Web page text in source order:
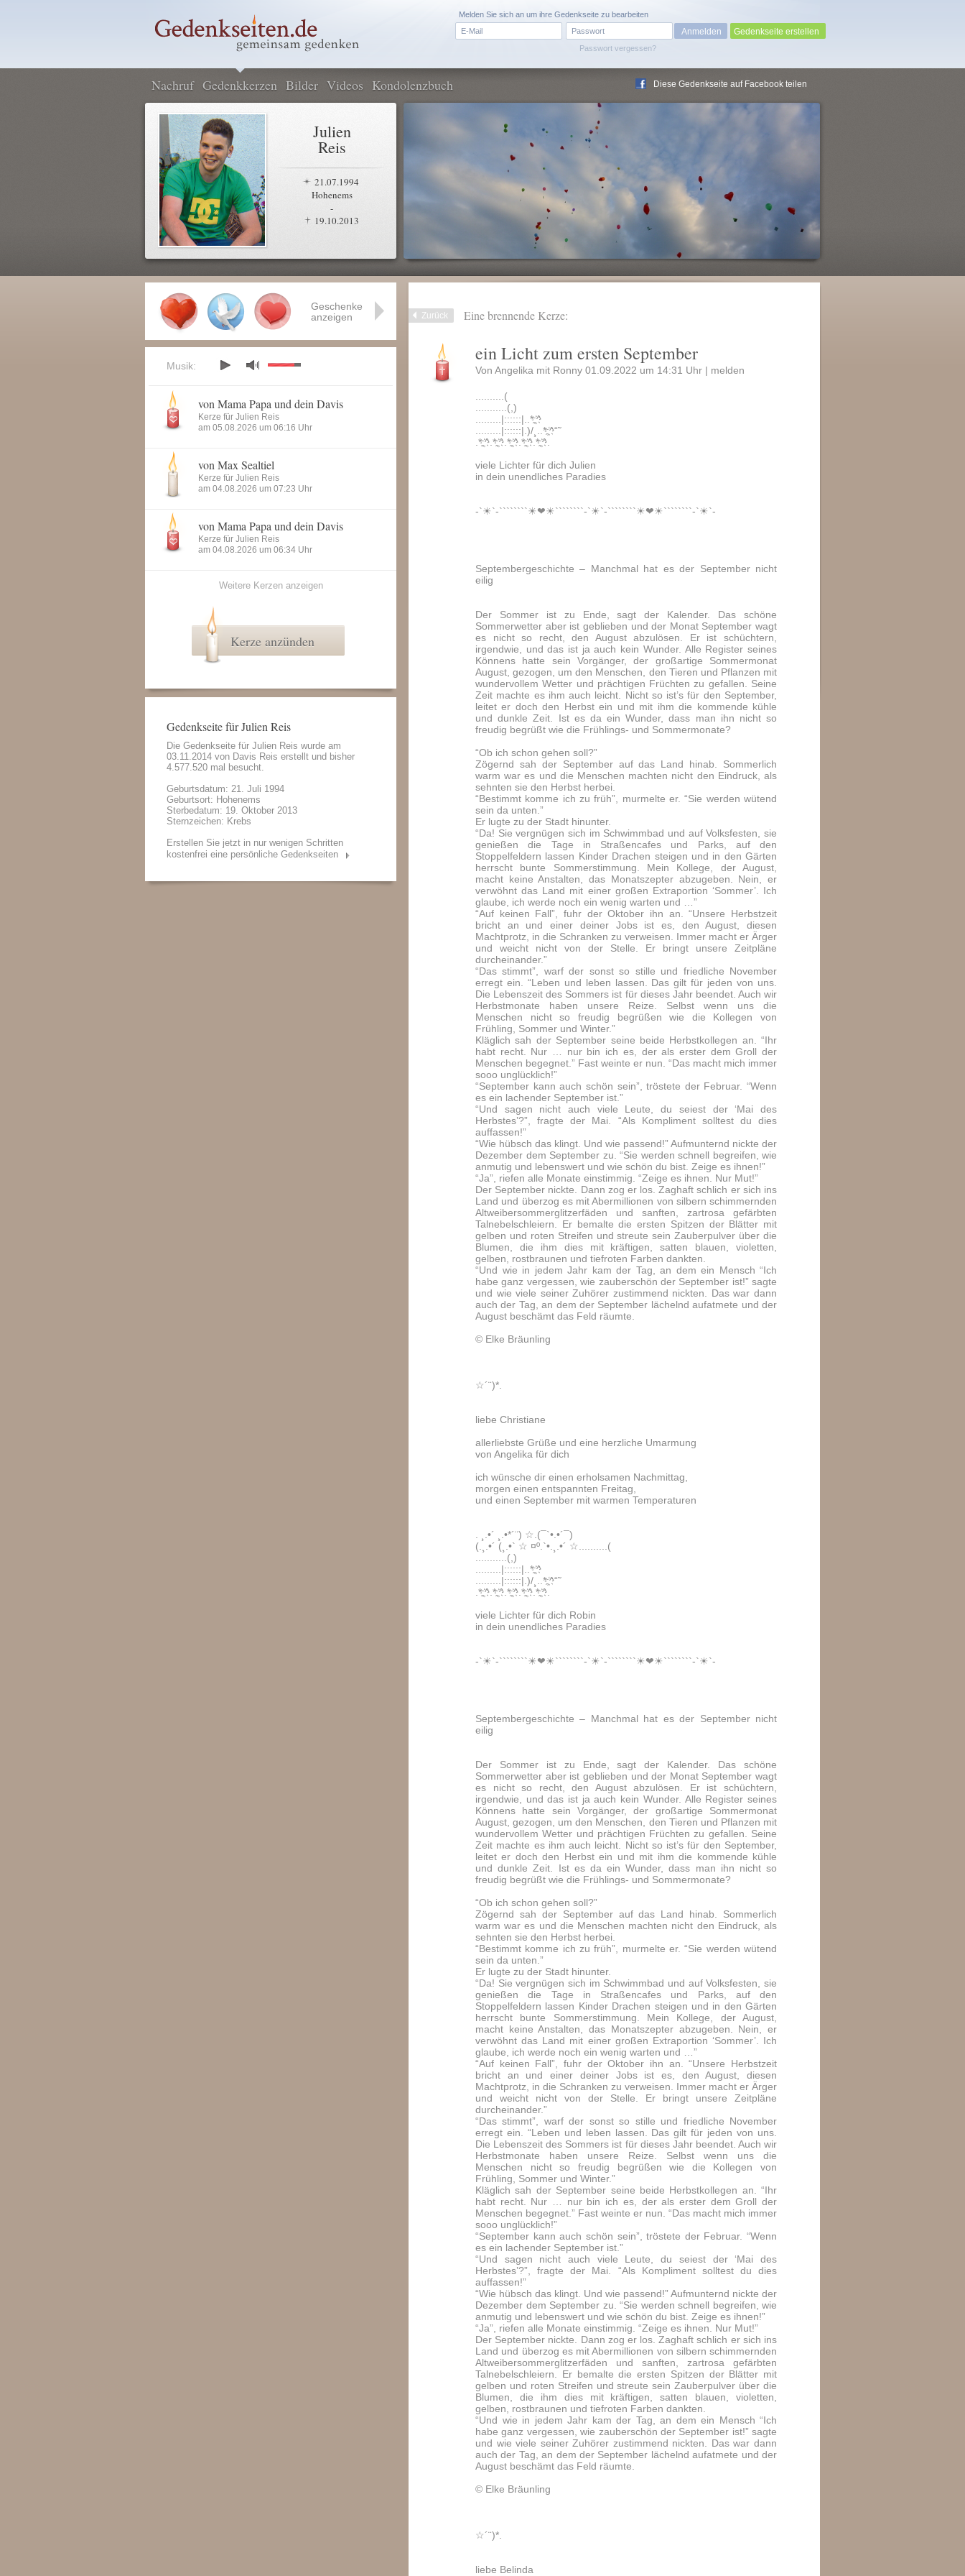
Passwort vergessen?
Melden Sie sich an um ihre Gedenkseite zu bearbeiten
Gedenkseite erstellen
Nachruf Gedenkkerzen Bilder Videos Kondolenzbuch Diese Gedenkseite auf Facebook teilen
Julien
Reis
21.07.1994
Hohenems
-
19.10.2013
Zurück Eine brennende Kerze:
ein Licht zum ersten September
Von Angelika mit Ronny 01.09.2022 um 14:31 Uhr | melden
..........(
...........(,)
.........|::::::|..*;҉^
.........|::::::|.)/¸..*;҉^“˜
.*;҉^.*;҉^.*;҉^.*;҉^.*;҉^.
viele Lichter für dich Julien
in dein unendliches Paradies
-`☀`-````````☀❤☀````````-`☀`-````````☀❤☀````````-`☀`-
Septembergeschichte – Manchmal hat es der September nicht
eilig
Der Sommer ist zu Ende, sagt der Kalender. Das schöne
Sommerwetter aber ist geblieben und der Monat September wagt
es nicht so recht, den August abzulösen. Er ist schüchtern,
irgendwie, und das ist ja auch kein Wunder. Alle Register seines
Könnens hatte sein Vorgänger, der großartige Sommermonat
August, gezogen, um den Menschen, den Tieren und Pflanzen mit
wundervollem Wetter und prächtigen Früchten zu gefallen. Seine
Zeit machte es ihm auch leicht. Nicht so ist’s für den September,
leitet er doch den Herbst ein und mit ihm die kommende kühle
und dunkle Zeit. Ist es da ein Wunder, dass man ihn nicht so
freudig begrüßt wie die Frühlings- und Sommermonate?
“Ob ich schon gehen soll?”
Zögernd sah der September auf das Land hinab. Sommerlich
warm war es und die Menschen machten nicht den Eindruck, als
sehnten sie den Herbst herbei.
“Bestimmt komme ich zu früh”, murmelte er. “Sie werden wütend
sein da unten.”
Er lugte zu der Stadt hinunter.
“Da! Sie vergnügen sich im Schwimmbad und auf Volksfesten, sie
genießen die Tage in Straßencafes und Parks, auf den
Stoppelfeldern lassen Kinder Drachen steigen und in den Gärten
herrscht bunte Sommerstimmung. Mein Kollege, der August,
macht keine Anstalten, das Monatszepter abzugeben. Nein, er
verwöhnt das Land mit einer großen Extraportion ‘Sommer’. Ich
glaube, ich werde noch ein wenig warten und …”
“Auf keinen Fall”, fuhr der Oktober ihn an. “Unsere Herbstzeit
bricht an und einer deiner Jobs ist es, den August, diesen
Machtprotz, in die Schranken zu verweisen. Immer macht er Ärger
und weicht nicht von der Stelle. Er bringt unsere Zeitpläne
durcheinander.”
“Das stimmt”, warf der sonst so stille und friedliche November
erregt ein. “Leben und leben lassen. Das gilt für jeden von uns.
Die Lebenszeit des Sommers ist für dieses Jahr beendet. Auch wir
Herbstmonate haben unsere Reize. Selbst wenn uns die
Menschen nicht so freudig begrüßen wie die Kollegen von
Frühling, Sommer und Winter.”
Kläglich sah der September seine beide Herbstkollegen an. “Ihr
habt recht. Nur … nur bin ich es, der als erster dem Groll der
Menschen begegnet.” Fast weinte er nun. “Das macht mich immer
sooo unglücklich!”
“September kann auch schön sein”, tröstete der Februar. “Wenn
es ein lachender September ist.”
“Und sagen nicht auch viele Leute, du seiest der ‘Mai des
Herbstes’?”, fragte der Mai. “Als Kompliment solltest du dies
auffassen!”
“Wie hübsch das klingt. Und wie passend!” Aufmunternd nickte der
Dezember dem September zu. “Sie werden schnell begreifen, wie
anmutig und lebenswert und wie schön du bist. Zeige es ihnen!”
“Ja”, riefen alle Monate einstimmig. “Zeige es ihnen. Nur Mut!”
Der September nickte. Dann zog er los. Zaghaft schlich er sich ins
Land und überzog es mit Abermillionen von silbern schimmernden
Altweibersommerglitzerfäden und sanften, zartrosa gefärbten
Talnebelschleiern. Er bemalte die ersten Spitzen der Blätter mit
gelben und roten Streifen und streute sein Zauberpulver über die
Blumen, die ihm dies mit kräftigen, satten blauen, violetten,
gelben, rostbraunen und tiefroten Farben dankten.
“Und wie in jedem Jahr kam der Tag, an dem ein Mensch “Ich
habe ganz vergessen, wie zauberschön der September ist!” sagte
und wie viele seiner Zuhörer zustimmend nickten. Das war dann
auch der Tag, an dem der September lächelnd aufatmete und der
August beschämt das Feld räumte.
© Elke Bräunling
☆´¨)*.
liebe Christiane
allerliebste Grüße und eine herzliche Umarmung
von Angelika für dich
ich wünsche dir einen erholsamen Nachmittag,
morgen einen entspannten Freitag,
und einen September mit warmen Temperaturen
. ¸.•´ ¸.•*´¨) ☆.(¯`•.•´¯)
(.¸.•´ (¸.•` ☆ ¤º.`•.¸.•´ ☆..........(
...........(,)
.........|::::::|..*;҉^
.........|::::::|.)/¸..*;҉^“˜
.*;҉^.*;҉^.*;҉^.*;҉^.*;҉^.
viele Lichter für dich Robin
in dein unendliches Paradies
-`☀`-````````☀❤☀````````-`☀`-````````☀❤☀````````-`☀`-
Septembergeschichte – Manchmal hat es der September nicht
eilig
Der Sommer ist zu Ende, sagt der Kalender. Das schöne
Sommerwetter aber ist geblieben und der Monat September wagt
es nicht so recht, den August abzulösen. Er ist schüchtern,
irgendwie, und das ist ja auch kein Wunder. Alle Register seines
Könnens hatte sein Vorgänger, der großartige Sommermonat
August, gezogen, um den Menschen, den Tieren und Pflanzen mit
wundervollem Wetter und prächtigen Früchten zu gefallen. Seine
Zeit machte es ihm auch leicht. Nicht so ist’s für den September,
leitet er doch den Herbst ein und mit ihm die kommende kühle
und dunkle Zeit. Ist es da ein Wunder, dass man ihn nicht so
freudig begrüßt wie die Frühlings- und Sommermonate?
“Ob ich schon gehen soll?”
Zögernd sah der September auf das Land hinab. Sommerlich
warm war es und die Menschen machten nicht den Eindruck, als
sehnten sie den Herbst herbei.
“Bestimmt komme ich zu früh”, murmelte er. “Sie werden wütend
sein da unten.”
Er lugte zu der Stadt hinunter.
“Da! Sie vergnügen sich im Schwimmbad und auf Volksfesten, sie
genießen die Tage in Straßencafes und Parks, auf den
Stoppelfeldern lassen Kinder Drachen steigen und in den Gärten
herrscht bunte Sommerstimmung. Mein Kollege, der August,
macht keine Anstalten, das Monatszepter abzugeben. Nein, er
verwöhnt das Land mit einer großen Extraportion ‘Sommer’. Ich
glaube, ich werde noch ein wenig warten und …”
“Auf keinen Fall”, fuhr der Oktober ihn an. “Unsere Herbstzeit
bricht an und einer deiner Jobs ist es, den August, diesen
Machtprotz, in die Schranken zu verweisen. Immer macht er Ärger
und weicht nicht von der Stelle. Er bringt unsere Zeitpläne
durcheinander.”
“Das stimmt”, warf der sonst so stille und friedliche November
erregt ein. “Leben und leben lassen. Das gilt für jeden von uns.
Die Lebenszeit des Sommers ist für dieses Jahr beendet. Auch wir
Herbstmonate haben unsere Reize. Selbst wenn uns die
Menschen nicht so freudig begrüßen wie die Kollegen von
Frühling, Sommer und Winter.”
Kläglich sah der September seine beide Herbstkollegen an. “Ihr
habt recht. Nur … nur bin ich es, der als erster dem Groll der
Menschen begegnet.” Fast weinte er nun. “Das macht mich immer
sooo unglücklich!”
“September kann auch schön sein”, tröstete der Februar. “Wenn
es ein lachender September ist.”
“Und sagen nicht auch viele Leute, du seiest der ‘Mai des
Herbstes’?”, fragte der Mai. “Als Kompliment solltest du dies
auffassen!”
“Wie hübsch das klingt. Und wie passend!” Aufmunternd nickte der
Dezember dem September zu. “Sie werden schnell begreifen, wie
anmutig und lebenswert und wie schön du bist. Zeige es ihnen!”
“Ja”, riefen alle Monate einstimmig. “Zeige es ihnen. Nur Mut!”
Der September nickte. Dann zog er los. Zaghaft schlich er sich ins
Land und überzog es mit Abermillionen von silbern schimmernden
Altweibersommerglitzerfäden und sanften, zartrosa gefärbten
Talnebelschleiern. Er bemalte die ersten Spitzen der Blätter mit
gelben und roten Streifen und streute sein Zauberpulver über die
Blumen, die ihm dies mit kräftigen, satten blauen, violetten,
gelben, rostbraunen und tiefroten Farben dankten.
“Und wie in jedem Jahr kam der Tag, an dem ein Mensch “Ich
habe ganz vergessen, wie zauberschön der September ist!” sagte
und wie viele seiner Zuhörer zustimmend nickten. Das war dann
auch der Tag, an dem der September lächelnd aufatmete und der
August beschämt das Feld räumte.
© Elke Bräunling
☆´¨)*.
liebe Belinda
Geschenke
anzeigen
Musik:
von Mama Papa und dein Davis
Kerze für Julien Reis
am 05.08.2026 um 06:16 Uhr
von Max Sealtiel
Kerze für Julien Reis
am 04.08.2026 um 07:23 Uhr
von Mama Papa und dein Davis
Kerze für Julien Reis
am 04.08.2026 um 06:34 Uhr
Weitere Kerzen anzeigen
Kerze anzünden
Gedenkseite für Julien Reis
Die Gedenkseite für Julien Reis wurde am
03.11.2014 von Davis Reis erstellt und bisher
4.577.520 mal besucht.
Geburtsdatum: 21. Juli 1994
Geburtsort: Hohenems
Sterbedatum: 19. Oktober 2013
Sternzeichen: Krebs
Erstellen Sie jetzt in nur wenigen Schritten
kostenfrei eine persönliche Gedenkseiten